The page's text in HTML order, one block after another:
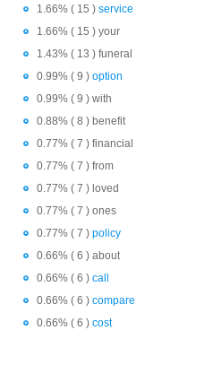
1.66% ( 15 ) service
1.66% ( 15 ) your
1.43% ( 13 ) funeral
0.99% ( 9 ) option
0.99% ( 9 ) with
0.88% ( 8 ) benefit
0.77% ( 7 ) financial
0.77% ( 7 ) from
0.77% ( 7 ) loved
0.77% ( 7 ) ones
0.77% ( 7 ) policy
0.66% ( 6 ) about
0.66% ( 6 ) call
0.66% ( 6 ) compare
0.66% ( 6 ) cost